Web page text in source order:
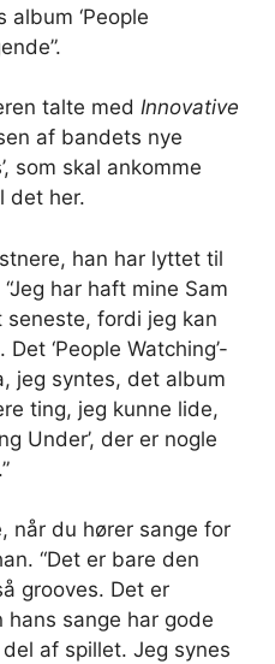
album ‘People
talte med Innovative
af ​​bandets nye
som skal ankomme
det her.
han har lyttet til
har haft mine Sam
fordi jeg kan
‘People Watching’-
jeg syntes, det album
ting, jeg kunne lide,
Under’, der er nogle
når du hører sange for
“Det er bare den
grooves. Det er
hans sange har gode
af spillet. Jeg synes